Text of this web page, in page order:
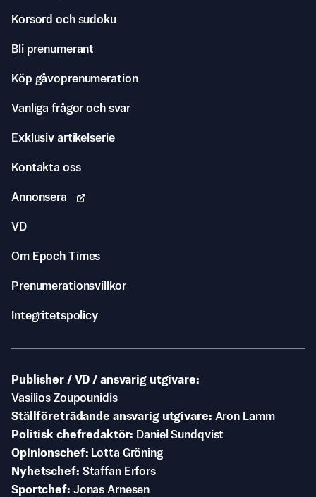
Korsord och sudoku
Bli prenumerant
Köp gåvoprenumeration
Vanliga frågor och svar
Exklusiv artikelserie
Kontakta oss
Annonsera
VD
Om Epoch Times
Prenumerationsvillkor
Integritetspolicy
Publisher / VD / ansvarig utgivare
Vasilios Zoupounidis
Ställföreträdande ansvarig utgivare Aron Lamm
Politisk chefredaktör
Daniel Sundqvist
Opinionschef
Lotta Gröning
Nyhetschef Staffan Erfors
Sportchef Jonas Arnesen